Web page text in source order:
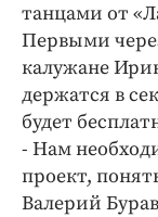
танцами от
Первыми
калужане
держатся в
будет
- Нам
проект,
Валерий